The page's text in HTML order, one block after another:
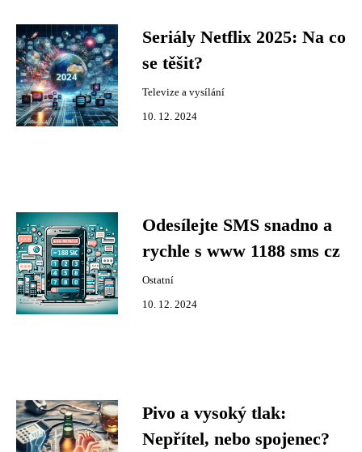
Seriály Netflix 2025: Na co
se těšit?
Televize a vysílání
10. 12. 2024
Odesílejte SMS snadno a
rychle s www 1188 sms cz
Ostatní
10. 12. 2024
Pivo a vysoký tlak:
Nepřítel, nebo spojenec?